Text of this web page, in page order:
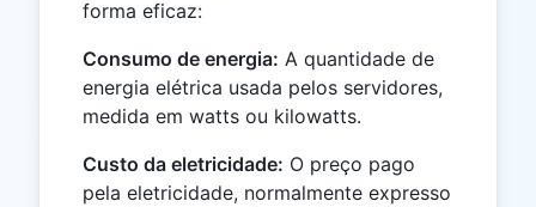
forma eficaz:
Consumo de energia: A quantidade de
energia elétrica usada pelos servidores,
medida em watts ou kilowatts.
Custo da eletricidade: O preço pago
pela eletricidade, normalmente expresso